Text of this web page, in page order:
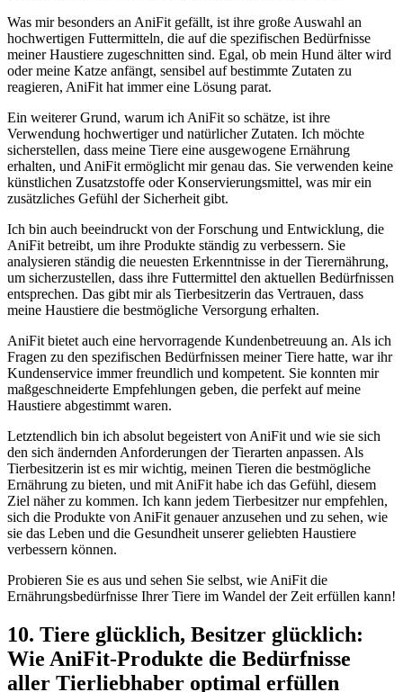
Was ‌mir besonders an AniFit gefällt, ist ihre große Auswahl an
hochwertigen Futtermitteln, die auf die spezifischen Bedürfnisse
meiner Haustiere zugeschnitten sind.⁣ Egal, ob mein​ Hund älter wird
oder meine Katze anfängt, sensibel auf bestimmte Zutaten zu
reagieren, AniFit hat immer eine Lösung parat.
Ein weiterer Grund, warum ich AniFit so schätze, ist ‌ihre
Verwendung hochwertiger​ und natürlicher ‌Zutaten. Ich möchte
sicherstellen, dass meine Tiere eine ausgewogene Ernährung
erhalten, und AniFit ermöglicht mir genau das. Sie verwenden keine⁤
künstlichen Zusatzstoffe oder Konservierungsmittel, ​was mir ein
zusätzliches Gefühl der Sicherheit gibt.
Ich bin auch beeindruckt von der Forschung und Entwicklung, die ​
AniFit betreibt, um ihre Produkte ständig zu verbessern. Sie
analysieren⁢ ständig die neuesten Erkenntnisse in der Tierernährung,
um sicherzustellen, dass ihre Futtermittel den aktuellen Bedürfnissen
entsprechen. Das gibt mir als Tierbesitzerin das Vertrauen, dass⁣
meine Haustiere die bestmögliche ⁣Versorgung⁤ erhalten.
AniFit bietet auch eine hervorragende Kundenbetreuung an. Als ich
Fragen zu den spezifischen Bedürfnissen meiner Tiere⁣ hatte, war ihr
Kundenservice immer freundlich und ⁣kompetent. Sie konnten ‍mir
maßgeschneiderte Empfehlungen geben, die‌ perfekt auf meine
Haustiere abgestimmt waren.
Letztendlich bin ich absolut begeistert von AniFit und wie ⁣sie sich
den sich ändernden Anforderungen der Tierarten anpassen. Als
Tierbesitzerin ist es mir ‌wichtig, meinen Tieren die bestmögliche
Ernährung zu bieten, und mit⁢ AniFit habe‍ ich das Gefühl, diesem
Ziel näher zu kommen. Ich kann jedem Tierbesitzer nur empfehlen,
sich die Produkte von AniFit genauer anzusehen und zu sehen, wie
sie ‌das Leben und⁣ die Gesundheit unserer geliebten Haustiere
verbessern können.
Probieren Sie es ‍aus ⁤und sehen Sie selbst, wie‌ AniFit die
Ernährungsbedürfnisse Ihrer Tiere im Wandel der Zeit erfüllen kann!
10. Tiere ⁤glücklich, Besitzer⁢ glücklich:
Wie AniFit-Produkte die Bedürfnisse
aller Tierliebhaber optimal erfüllen